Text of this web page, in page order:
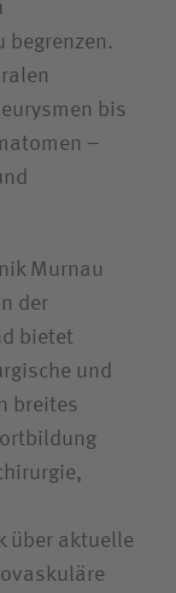
begrenzen.
bis
–
Murnau
der
bietet
und
breites
über aktuelle